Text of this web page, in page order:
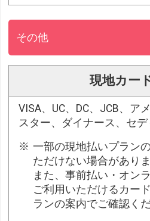
その他
現地カー
VISA、UC、DC、JCB、ア
スター、ダイナース、セデ
一部の現地払いプラン
ただけない場合がありま
また、事前払い・オン
ご利用いただけるカー
ランの案内でご確認くだ